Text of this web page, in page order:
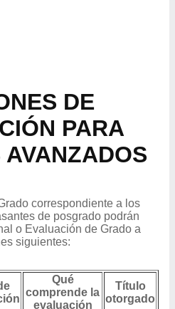
DE
PARA
AVANZADOS
correspondiente a los
de posgrado podrán
o Evaluación de Grado a
siguientes:
Qué
comprende la
evaluación
Título
otorgado